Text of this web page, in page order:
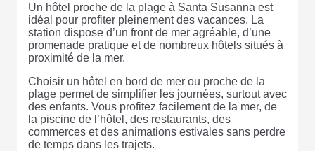
Un hôtel proche de la plage à Santa Susanna est
idéal pour profiter pleinement des vacances. La
station dispose d’un front de mer agréable, d’une
promenade pratique et de nombreux hôtels situés à
proximité de la mer.
Choisir un hôtel en bord de mer ou proche de la
plage permet de simplifier les journées, surtout avec
des enfants. Vous profitez facilement de la mer, de
la piscine de l’hôtel, des restaurants, des
commerces et des animations estivales sans perdre
de temps dans les trajets.